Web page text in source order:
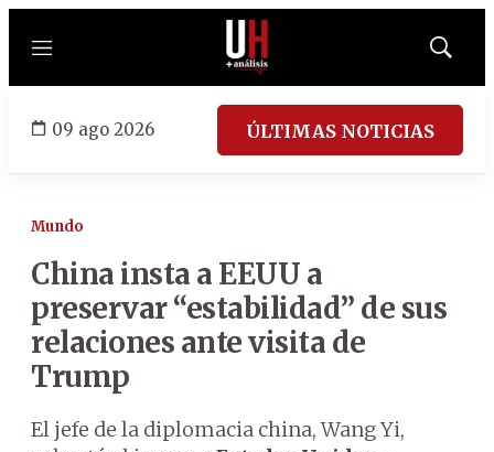
Menú
Mostrar
09 ago 2026 ÚLTIMAS NOTICIAS
Mundo
China insta a EEUU a
preservar “estabilidad” de sus
relaciones ante visita de
Trump
El jefe de la diplomacia china, Wang Yi,